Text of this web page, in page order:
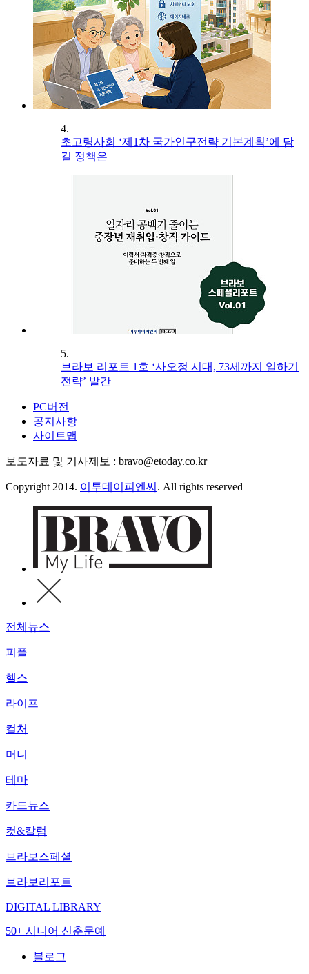
4.
초고령사회 ‘제1차 국가인구전략 기본계획’에 담
길 정책은
5.
브라보 리포트 1호 ‘사오정 시대, 73세까지 일하기
전략’ 발간
PC버전
공지사항
사이트맵
보도자료 및 기사제보 : bravo@etoday.co.kr
Copyright 2014. 이투데이피엔씨 . All rights reserved
전체뉴스
피플
헬스
라이프
컬처
머니
테마
카드뉴스
컷&칼럼
브라보스페셜
브라보리포트
DIGITAL LIBRARY
50+ 시니어 신춘문예
블로그